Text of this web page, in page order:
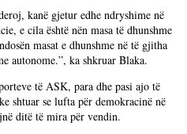
kanë gjetur edhe ndryshime në
e cila është nën masa të dhunshme
masat e dhunshme në të gjitha
autonome.”, ka shkruar Blaka.
të ASK, para dhe pasi ajo të
shtuar se lufta për demokracinë në
ditë të mira për vendin.